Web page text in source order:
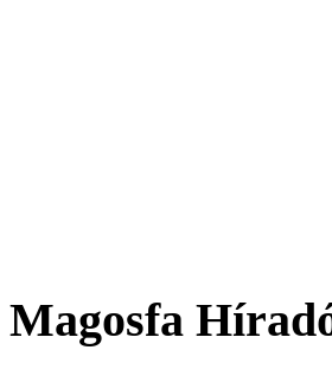
Magosfa